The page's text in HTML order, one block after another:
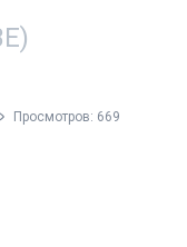
Просмотров: 669